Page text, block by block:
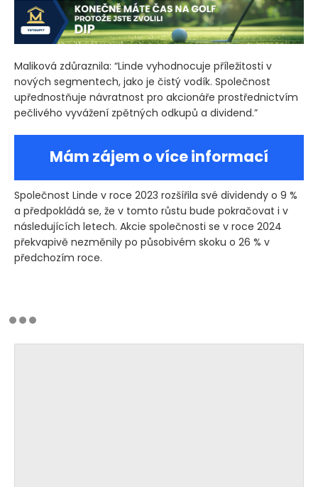
Maliková zdůraznila: “Linde vyhodnocuje příležitosti v
nových segmentech, jako je čistý vodík. Společnost
upřednostňuje návratnost pro akcionáře prostřednictvím
pečlivého vyvážení zpětných odkupů a dividend.”
Mám zájem o více informací
Společnost Linde v roce 2023 rozšířila své dividendy o 9 %
a předpokládá se, že v tomto růstu bude pokračovat i v
následujících letech. Akcie společnosti se v roce 2024
překvapivě nezměnily po působivém skoku o 26 % v
předchozím roce.